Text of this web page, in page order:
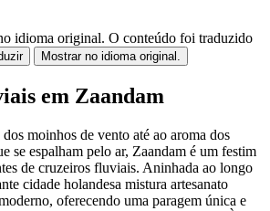
idioma original. O conteúdo foi traduzido
Mostrar no idioma original.
em Zaandam
moinhos de vento até ao aroma dos
se espalham pelo ar, Zaandam é um festim
de cruzeiros fluviais. Aninhada ao longo
cidade holandesa mistura artesanato
oferecendo uma paragem única e